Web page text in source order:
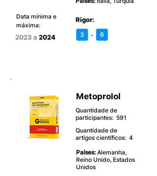
Data mínima e
máxima:
2023 a 2024
Rigor:
-
Metoprolol
Quantidade de
participantes: 591
Quantidade de
artigos científicos: 4
Países: Alemanha,
Reino Unido, Estados
Unidos